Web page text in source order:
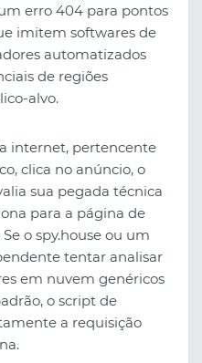
erro 404 para pontos
imitem softwares de
automatizados
de regiões
alvo.
internet, pertencente
clica no anúncio, o
sua pegada técnica
para a página de
Se o spy.house ou um
tentar analisar
em nuvem genéricos
o script de
a requisição